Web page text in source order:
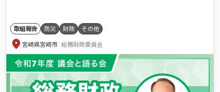
取組報告 防災 財政 その他
location_on 宮崎県宮崎市 総務財政委員会